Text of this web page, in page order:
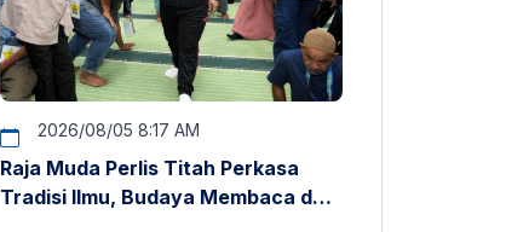
2026/08/05 8:17 AM
Raja Muda Perlis Titah Perkasa
Tradisi Ilmu, Budaya Membaca dan